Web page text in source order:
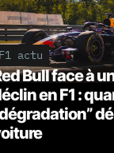
F1 actu
Bull face à
en F1 :